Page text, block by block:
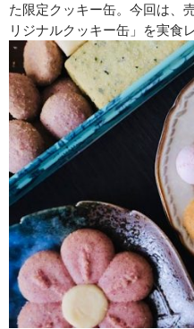
た限定クッキー缶。今回は、
リジナルクッキー缶」を実食